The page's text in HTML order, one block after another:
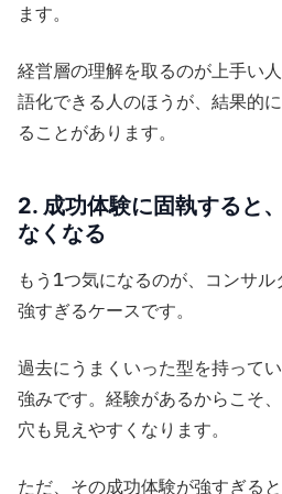
ます。
経営層の理解を取るのが上手い
語化できる人のほうが、結果的
ることがあります。
2. 成功体験に固執すると
なくなる
もう1つ気になるのが、コンサ
強すぎるケースです。
過去にうまくいった型を持って
強みです。経験があるからこそ
穴も見えやすくなります。
ただ、その成功体験が強すぎる